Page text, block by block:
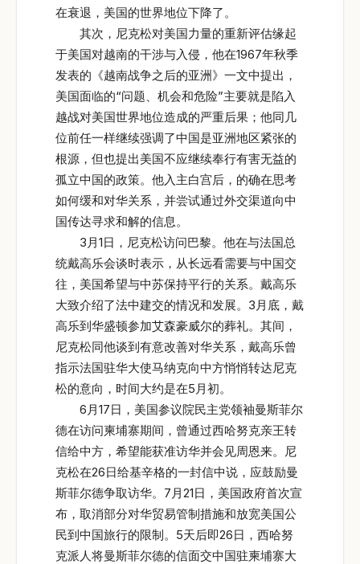
在衰退，美国的世界地位下降了。
其次，尼克松对美国力量的重新评估缘起
于美国对越南的干涉与入侵，他在1967年秋季
发表的《越南战争之后的亚洲》一文中提出，
美国面临的“问题、机会和危险”主要就是陷入
越战对美国世界地位造成的严重后果；他同几
位前任一样继续强调了中国是亚洲地区紧张的
根源，但也提出美国不应继续奉行有害无益的
孤立中国的政策。他入主白宫后，的确在思考
如何缓和对华关系，并尝试通过外交渠道向中
国传达寻求和解的信息。
3月1日，尼克松访问巴黎。他在与法国总
统戴高乐会谈时表示，从长远看需要与中国交
往，美国希望与中苏保持平行的关系。戴高乐
大致介绍了法中建交的情况和发展。3月底，戴
高乐到华盛顿参加艾森豪威尔的葬礼。其间，
尼克松同他谈到有意改善对华关系，戴高乐曾
指示法国驻华大使马纳克向中方悄悄转达尼克
松的意向，时间大约是在5月初。
6月17日，美国参议院民主党领袖曼斯菲尔
德在访问柬埔寨期间，曾通过西哈努克亲王转
信给中方，希望能获准访华并会见周恩来。尼
克松在26日给基辛格的一封信中说，应鼓励曼
斯菲尔德争取访华。7月21日，美国政府首次宣
布，取消部分对华贸易管制措施和放宽美国公
民到中国旅行的限制。5天后即26日，西哈努
克派人将曼斯菲尔德的信面交中国驻柬埔寨大